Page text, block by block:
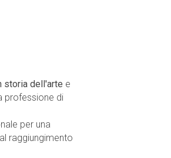
storia dell'arte e
professione di
per una
raggiungimento